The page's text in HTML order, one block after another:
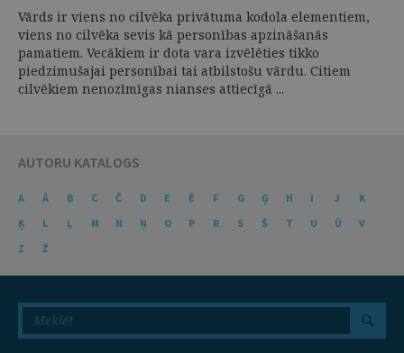
Vārds ir viens no cilvēka privātuma kodola elementiem,
viens no cilvēka sevis kā personības apzināšanās
pamatiem. Vecākiem ir dota vara izvēlēties tikko
piedzimušajai personībai tai atbilstošu vārdu. Citiem
cilvēkiem nenozīmīgas nianses attiecīgā ...
AUTORU KATALOGS
A Ā B C Č D E Ē F G Ģ H I J
K
Ķ
L Ļ M N Ņ O P R S Š T U Ū
V
Z
Ž